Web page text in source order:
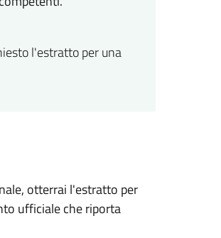
l'estratto per una
otterrai l'estratto per
ufficiale che riporta